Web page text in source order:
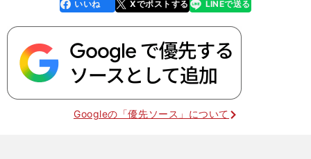
faceboo
k
いいね Xでポストする
line LINEで送る
Googleの「優先ソース」について